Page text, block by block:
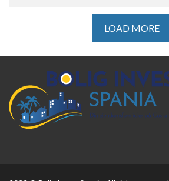
LOAD MORE